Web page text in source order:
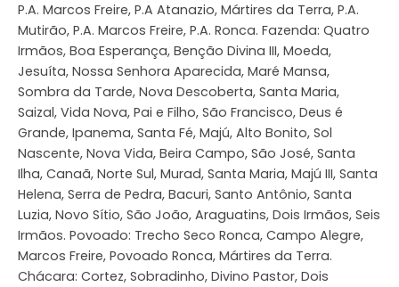
P.A. Marcos Freire, P.A Atanazio, Mártires da Terra, P.A.
Mutirão, P.A. Marcos Freire, P.A. Ronca. Fazenda: Quatro
Irmãos, Boa Esperança, Benção Divina III, Moeda,
Jesuíta, Nossa Senhora Aparecida, Maré Mansa,
Sombra da Tarde, Nova Descoberta, Santa Maria,
Saizal, Vida Nova, Pai e Filho, São Francisco, Deus é
Grande, Ipanema, Santa Fé, Majú, Alto Bonito, Sol
Nascente, Nova Vida, Beira Campo, São José, Santa
Ilha, Canaã, Norte Sul, Murad, Santa Maria, Majú III, Santa
Helena, Serra de Pedra, Bacuri, Santo Antônio, Santa
Luzia, Novo Sítio, São João, Araguatins, Dois Irmãos, Seis
Irmãos. Povoado: Trecho Seco Ronca, Campo Alegre,
Marcos Freire, Povoado Ronca, Mártires da Terra.
Chácara: Cortez, Sobradinho, Divino Pastor, Dois